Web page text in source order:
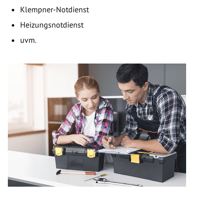
Klempner-Notdienst
Heizungsnotdienst
uvm.